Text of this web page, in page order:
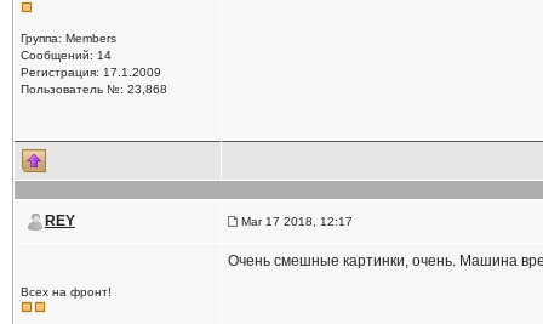
Группа: Members
Сообщений: 14
Регистрация: 17.1.2009
Пользователь №: 23,868
REY Mar 17 2018, 12:17
Всех на фронт!
Очень смешные картинки, очень. Машина